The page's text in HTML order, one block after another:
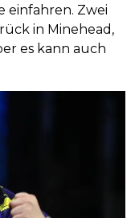
einfahren. Zwei
in Minehead,
es kann auch